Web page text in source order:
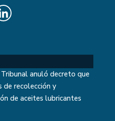
Tribunal anuló decreto que
de recolección y
de aceites lubricantes